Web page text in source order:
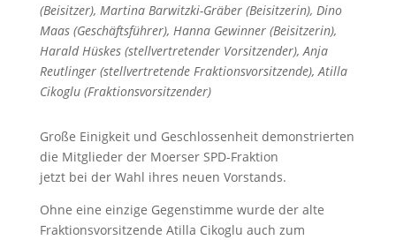
(Beisitzer), Martina Barwitzki-Gräber (Beisitzerin), Dino
Maas (Geschäftsführer), Hanna Gewinner (Beisitzerin),
Harald Hüskes (stellvertretender Vorsitzender), Anja
Reutlinger (stellvertretende Fraktionsvorsitzende), Atilla
Cikoglu (Fraktionsvorsitzender)
Große Einigkeit und Geschlossenheit demonstrierten
die Mitglieder der Moerser SPD-Fraktion
jetzt bei der Wahl ihres neuen Vorstands.
Ohne eine einzige Gegenstimme wurde der alte
Fraktionsvorsitzende Atilla Cikoglu auch zum